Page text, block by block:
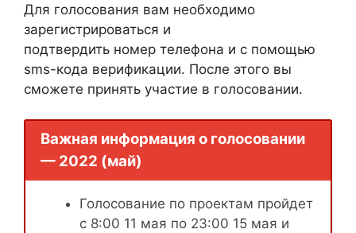
Для голосования вам необходимо
зарегистрироваться и
подтвердить номер телефона и с помощью
sms-кода верификации. После этого вы
сможете принять участие в голосовании.
Важная информация о голосовании
— 2022 (май)
Голосование по проектам пройдет
с 8:00 11 мая по 23:00 15 мая и